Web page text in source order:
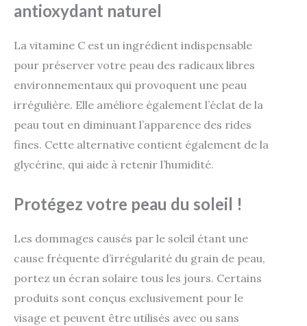
antioxydant naturel
La vitamine C est un ingrédient indispensable
pour préserver votre peau des radicaux libres
environnementaux qui provoquent une peau
irrégulière. Elle améliore également l’éclat de la
peau tout en diminuant l’apparence des rides
fines. Cette alternative contient également de la
glycérine, qui aide à retenir l’humidité.
Protégez votre peau du soleil !
Les dommages causés par le soleil étant une
cause fréquente d’irrégularité du grain de peau,
portez un écran solaire tous les jours. Certains
produits sont conçus exclusivement pour le
visage et peuvent être utilisés avec ou sans